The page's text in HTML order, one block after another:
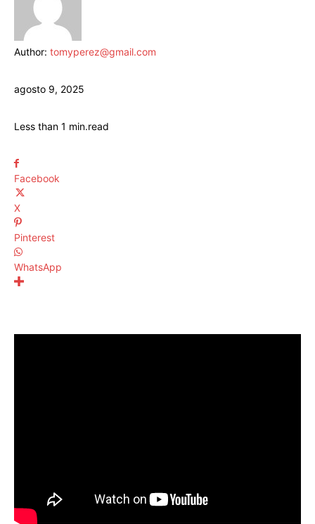
Author: tomyperez@gmail.com
agosto 9, 2025
Less than 1 min.read
Facebook
X
Pinterest
WhatsApp